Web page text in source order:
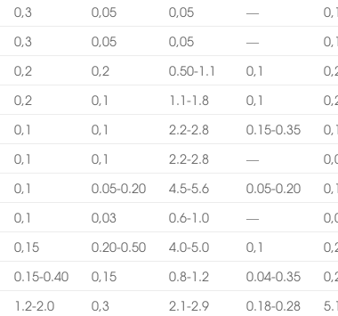
0,3 0,05 0,05 — 0,1
0,3 0,05 0,05 — 0,1
0,2 0,2 0.50-1.1 0,1
0,2 0,1 1.1-1.8 0,1
0,1 0,1 2.2-2.8 0.15-0.35 0,1
0,1 0,1 2.2-2.8 —
0,1 0.05-0.20 4.5-5.6 0.05-0.20 0,1
0,1 0,03 0.6-1.0 —
0,15 0.20-0.50 4.0-5.0 0,1
0.15-0.40 0,15 0.8-1.2 0.04-0.35
1.2-2.0 0,3 2.1-2.9 0.18-0.28